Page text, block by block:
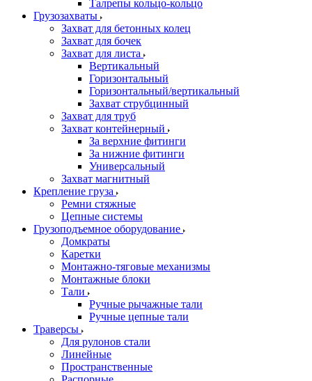
Талрепы кольцо-кольцо
Грузозахваты
Захват для бетонных колец
Захват для бочек
Захват для листа
Вертикальный
Горизонтальный
Горизонтальный/вертикальный
Захват струбцинный
Захват для труб
Захват контейнерный
За верхние фитинги
За нижние фитинги
Универсальный
Захват магнитный
Крепление груза
Ремни стяжные
Цепные системы
Грузоподъемное оборудование
Домкраты
Каретки
Монтажно-тяговые механизмы
Монтажные блоки
Тали
Ручные рычажные тали
Ручные цепные тали
Траверсы
Для рулонов стали
Линейные
Пространственные